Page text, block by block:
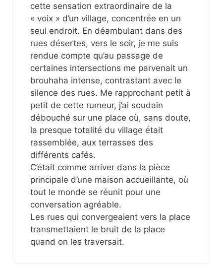
cette sensation extraordinaire de la
« voix » d’un village, concentrée en un
seul endroit. En déambulant dans des
rues désertes, vers le soir, je me suis
rendue compte qu’au passage de
certaines intersections me parvenait un
brouhaha intense, contrastant avec le
silence des rues. Me rapprochant petit à
petit de cette rumeur, j’ai soudain
débouché sur une place où, sans doute,
la presque totalité du village était
rassemblée, aux terrasses des
différents cafés.
C’était comme arriver dans la pièce
principale d’une maison accueillante, où
tout le monde se réunit pour une
conversation agréable.
Les rues qui convergeaient vers la place
transmettaient le bruit de la place
quand on les traversait.